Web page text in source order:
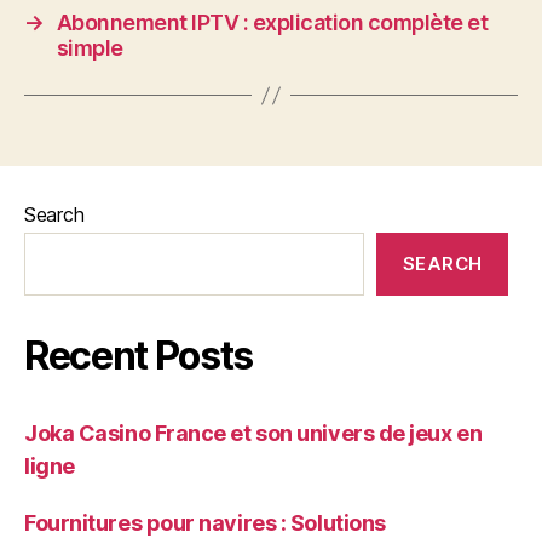
→ Abonnement IPTV : explication complète et
simple
Search
SEARCH
Recent Posts
Joka Casino France et son univers de jeux en
ligne
Fournitures pour navires : Solutions